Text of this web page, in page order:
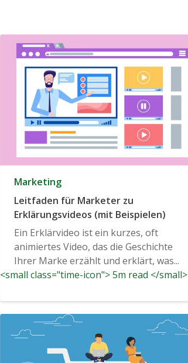
Marketing
Leitfaden für Marketer zu
Erklärungsvideos (mit Beispielen)
Ein Erklärvideo ist ein kurzes, oft
animiertes Video, das die Geschichte
Ihrer Marke erzählt und erklärt, was...
<small class="time-icon"> 5m read </small>